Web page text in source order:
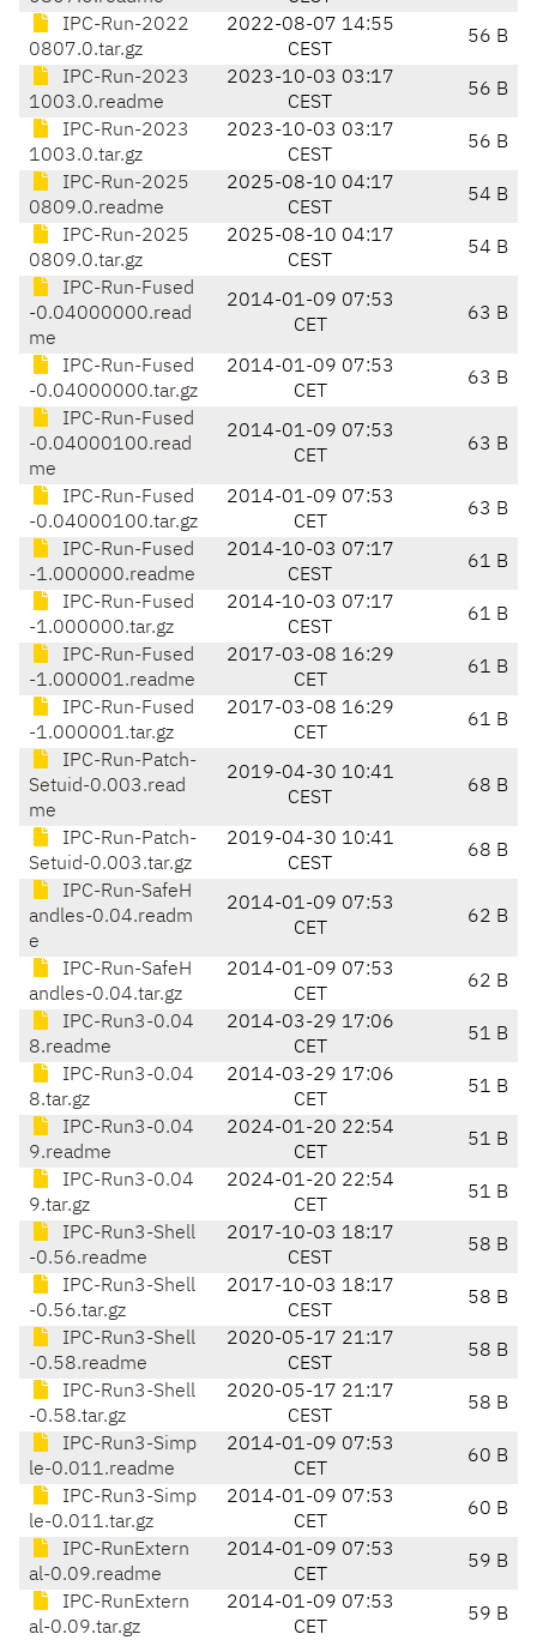
IPC-Run-2022
0807.0.tar.gz
2022-08-07 14:55
CEST
56 B
IPC-Run-2023
1003.0.readme
2023-10-03 03:17
CEST
56 B
IPC-Run-2023
1003.0.tar.gz
2023-10-03 03:17
CEST
56 B
IPC-Run-2025
0809.0.readme
2025-08-10 04:17
CEST
54 B
IPC-Run-2025
0809.0.tar.gz
2025-08-10 04:17
CEST
54 B
IPC-Run-Fused
-0.04000000.read
me
2014-01-09 07:53
CET
63 B
IPC-Run-Fused
-0.04000000.tar.gz
2014-01-09 07:53
CET
63 B
IPC-Run-Fused
-0.04000100.read
me
2014-01-09 07:53
CET
63 B
IPC-Run-Fused
-0.04000100.tar.gz
2014-01-09 07:53
CET
63 B
IPC-Run-Fused
-1.000000.readme
2014-10-03 07:17
CEST
61 B
IPC-Run-Fused
-1.000000.tar.gz
2014-10-03 07:17
CEST
61 B
IPC-Run-Fused
-1.000001.readme
2017-03-08 16:29
CET
61 B
IPC-Run-Fused
-1.000001.tar.gz
2017-03-08 16:29
CET
61 B
IPC-Run-Patch-
Setuid-0.003.read
me
2019-04-30 10:41
CEST
68 B
IPC-Run-Patch-
Setuid-0.003.tar.gz
2019-04-30 10:41
CEST
68 B
IPC-Run-SafeH
andles-0.04.readm
e
2014-01-09 07:53
CET
62 B
IPC-Run-SafeH
andles-0.04.tar.gz
2014-01-09 07:53
CET
62 B
IPC-Run3-0.04
8.readme
2014-03-29 17:06
CET
51 B
IPC-Run3-0.04
8.tar.gz
2014-03-29 17:06
CET
51 B
IPC-Run3-0.04
9.readme
2024-01-20 22:54
CET
51 B
IPC-Run3-0.04
9.tar.gz
2024-01-20 22:54
CET
51 B
IPC-Run3-Shell
-0.56.readme
2017-10-03 18:17
CEST
58 B
IPC-Run3-Shell
-0.56.tar.gz
2017-10-03 18:17
CEST
58 B
IPC-Run3-Shell
-0.58.readme
2020-05-17 21:17
CEST
58 B
IPC-Run3-Shell
-0.58.tar.gz
2020-05-17 21:17
CEST
58 B
IPC-Run3-Simp
le-0.011.readme
2014-01-09 07:53
CET
60 B
IPC-Run3-Simp
le-0.011.tar.gz
2014-01-09 07:53
CET
60 B
IPC-RunExtern
al-0.09.readme
2014-01-09 07:53
CET
59 B
IPC-RunExtern
al-0.09.tar.gz
2014-01-09 07:53
CET
59 B